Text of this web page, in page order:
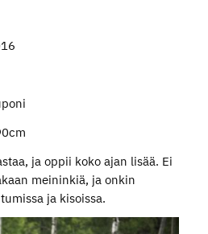
ja oppii koko ajan lisää. Ei
meininkiä, ja onkin
ja kisoissa.